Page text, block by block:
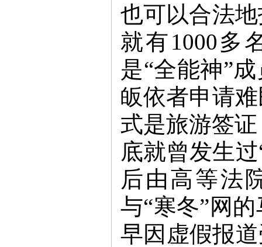
也可以合法
就有1000多
是“全能神”
皈依者申请
式是旅游签
底就曾发生
后由高等法
与“寒冬”网
早因虚假报